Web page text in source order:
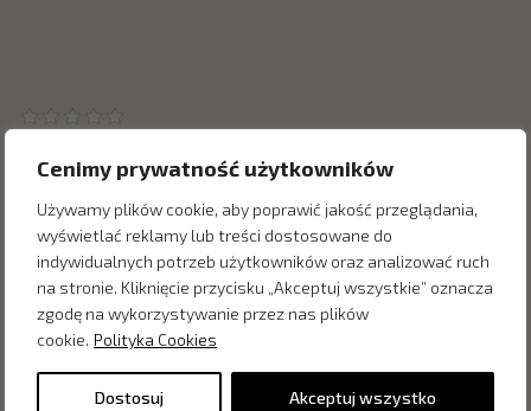
Cenimy prywatność użytkowników
Używamy plików cookie, aby poprawić jakość przeglądania,
wyświetlać reklamy lub treści dostosowane do
indywidualnych potrzeb użytkowników oraz analizować ruch
na stronie. Kliknięcie przycisku „Akceptuj wszystkie” oznacza
zgodę na wykorzystywanie przez nas plików
cookie. Polityka Cookies
Dostosuj Akceptuj wszystko
Inne produkty z kategorii